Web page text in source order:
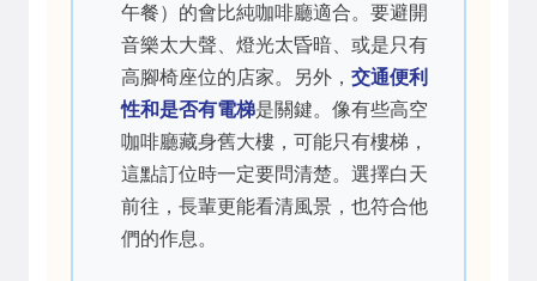
午餐）的會比純咖啡廳適合。要避開
音樂太大聲、燈光太昏暗、或是只有
高腳椅座位的店家。另外， 交通便利
性和是否有電梯是關鍵。像有些高空
咖啡廳藏身舊大樓，可能只有樓梯，
這點訂位時一定要問清楚。選擇白天
前往，長輩更能看清風景，也符合他
們的作息。